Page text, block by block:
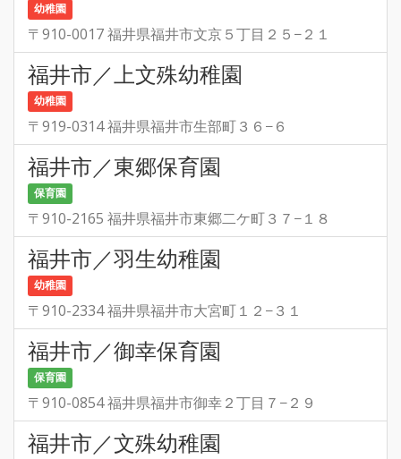
幼稚園
〒910-0017 福井県福井市文京５丁目２５−２１
福井市／上文殊幼稚園
幼稚園
〒919-0314 福井県福井市生部町３６−６
福井市／東郷保育園
保育園
〒910-2165 福井県福井市東郷二ケ町３７−１８
福井市／羽生幼稚園
幼稚園
〒910-2334 福井県福井市大宮町１２−３１
福井市／御幸保育園
保育園
〒910-0854 福井県福井市御幸２丁目７−２９
福井市／文殊幼稚園